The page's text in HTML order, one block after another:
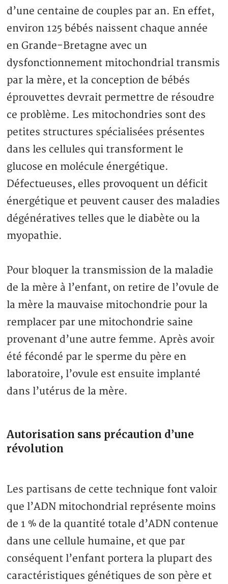
d’une centaine de couples par an. En effet,
environ 125 bébés naissent chaque année
en Grande-Bretagne avec un
dysfonctionnement mitochondrial transmis
par la mère, et la conception de bébés
éprouvettes devrait permettre de résoudre
ce problème. Les mitochondries sont des
petites structures spécialisées présentes
dans les cellules qui transforment le
glucose en molécule énergétique.
Défectueuses, elles provoquent un déficit
énergétique et peuvent causer des maladies
dégénératives telles que le diabète ou la
myopathie.
Pour bloquer la transmission de la maladie
de la mère à l’enfant, on retire de l’ovule de
la mère la mauvaise mitochondrie pour la
remplacer par une mitochondrie saine
provenant d’une autre femme. Après avoir
été fécondé par le sperme du père en
laboratoire, l’ovule est ensuite implanté
dans l’utérus de la mère.
Autorisation sans précaution d’une
révolution
Les partisans de cette technique font valoir
que l’ADN mitochondrial représente moins
de 1 % de la quantité totale d’ADN contenue
dans une cellule humaine, et que par
conséquent l’enfant portera la plupart des
caractéristiques génétiques de son père et